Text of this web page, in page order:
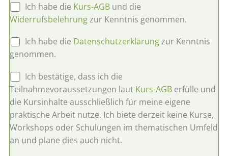
i
t
t
e
l
a
s
s
e
d
i
Ich habe die Kurs-AGB und die
Widerrufsbelehrungzur Kenntnis genommen.
Ich habe die Datenschutzerklärungzur Kenntnis
genommen.
Ich bestätige, dass ich die
Teilnahmevoraussetzungen laut Kurs-AGB erfülle und
die Kursinhalte ausschließlich für meine eigene
praktische Arbeit nutze. Ich biete derzeit keine Kurse,
Workshops oder Schulungen im thematischen Umfeld
an und plane dies auch nicht.